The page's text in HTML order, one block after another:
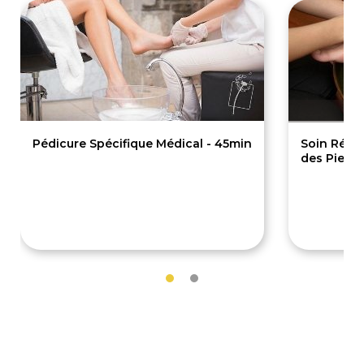
Pédicure Spécifique Médical - 45min
Soin
des Pieds